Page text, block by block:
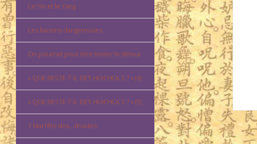
Le Yin et le Yang
Les liaisons dangereuses
On pourrait peut-être tenter le détour
« QUE RESTE-T-IL DES HUICHOLS ? » (4)
« QUE RESTE-T-IL DES HUICHOLS ? » (3)
1 Mai fête des…druides